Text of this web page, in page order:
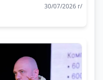
30/07/2026 г/